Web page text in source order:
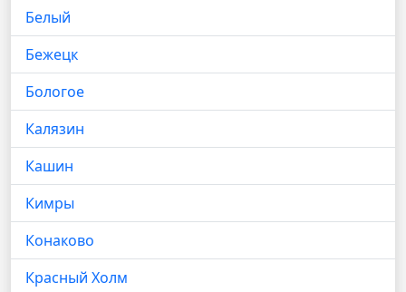
Белый
Бежецк
Бологое
Калязин
Кашин
Кимры
Конаково
Красный Холм